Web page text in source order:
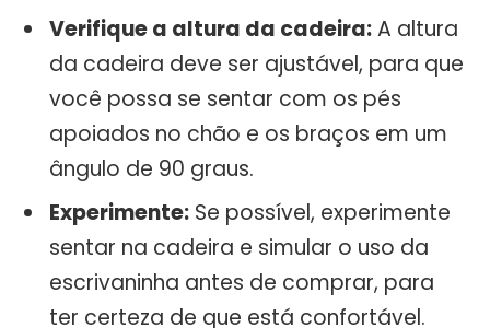
Verifique a altura da cadeira:A altura
da cadeira deve ser ajustável, para que
você possa se sentar com os pés
apoiados no chão e os braços em um
ângulo de 90 graus.
Experimente: Se possível, experimente
sentar na cadeira e simular o uso da
escrivaninha antes de comprar, para
ter certeza de que está confortável.